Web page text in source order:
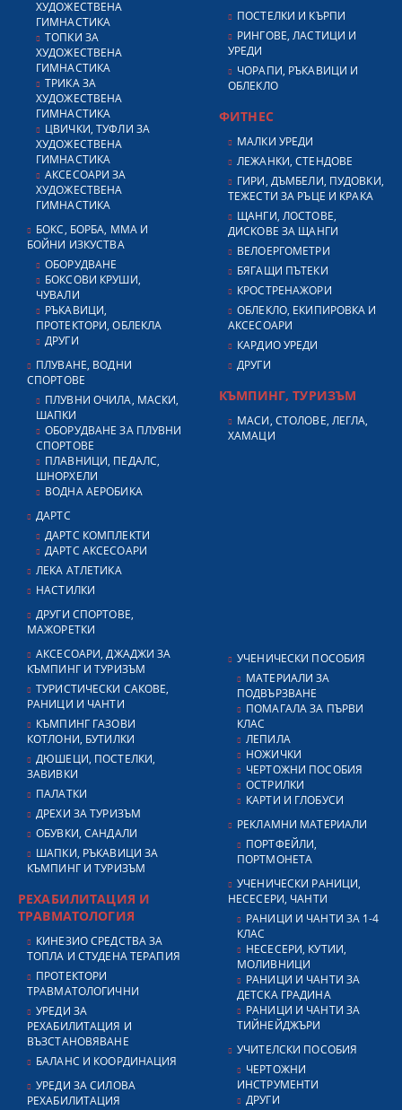
ХУДОЖЕСТВЕНА
ГИМНАСТИКА
ТОПКИ ЗА
ХУДОЖЕСТВЕНА
ГИМНАСТИКА
ТРИКА ЗА
ХУДОЖЕСТВЕНА
ГИМНАСТИКА
ЦВИЧКИ, ТУФЛИ ЗА
ХУДОЖЕСТВЕНА
ГИМНАСТИКА
АКСЕСОАРИ ЗА
ХУДОЖЕСТВЕНА
ГИМНАСТИКА
БОКС, БОРБА, ММА И
БОЙНИ ИЗКУСТВА
ОБОРУДВАНЕ
БОКСОВИ КРУШИ,
ЧУВАЛИ
РЪКАВИЦИ,
ПРОТЕКТОРИ, ОБЛЕКЛА
ДРУГИ
ПЛУВАНЕ, ВОДНИ
СПОРТОВЕ
ПЛУВНИ ОЧИЛА, МАСКИ,
ШАПКИ
ОБОРУДВАНЕ ЗА ПЛУВНИ
СПОРТОВЕ
ПЛАВНИЦИ, ПЕДАЛС,
ШНОРХЕЛИ
ВОДНА АЕРОБИКА
ДАРТС
ДАРТС КОМПЛЕКТИ
ДАРТС АКСЕСОАРИ
ЛЕКА АТЛЕТИКА
НАСТИЛКИ
ДРУГИ СПОРТОВЕ,
МАЖОРЕТКИ
ПОСТЕЛКИ И КЪРПИ
РИНГОВЕ, ЛАСТИЦИ И
УРЕДИ
ЧОРАПИ, РЪКАВИЦИ И
ОБЛЕКЛО
ФИТНЕС
МАЛКИ УРЕДИ
ЛЕЖАНКИ, СТЕНДОВЕ
ГИРИ, ДЪМБЕЛИ, ПУДОВКИ,
ТЕЖЕСТИ ЗА РЪЦЕ И КРАКА
ЩАНГИ, ЛОСТОВЕ,
ДИСКОВЕ ЗА ЩАНГИ
ВЕЛОЕРГОМЕТРИ
БЯГАЩИ ПЪТЕКИ
КРОСТРЕНАЖОРИ
ОБЛЕКЛО, ЕКИПИРОВКА И
АКСЕСОАРИ
КАРДИО УРЕДИ
ДРУГИ
КЪМПИНГ, ТУРИЗЪМ
МАСИ, СТОЛОВЕ, ЛЕГЛА,
ХАМАЦИ
АКСЕСОАРИ, ДЖАДЖИ ЗА
КЪМПИНГ И ТУРИЗЪМ
ТУРИСТИЧЕСКИ САКОВЕ,
РАНИЦИ И ЧАНТИ
КЪМПИНГ ГАЗОВИ
КОТЛОНИ, БУТИЛКИ
ДЮШЕЦИ, ПОСТЕЛКИ,
ЗАВИВКИ
ПАЛАТКИ
ДРЕХИ ЗА ТУРИЗЪМ
ОБУВКИ, САНДАЛИ
ШАПКИ, РЪКАВИЦИ ЗА
КЪМПИНГ И ТУРИЗЪМ
РЕХАБИЛИТАЦИЯ И
ТРАВМАТОЛОГИЯ
КИНЕЗИО СРЕДСТВА ЗА
ТОПЛА И СТУДЕНА ТЕРАПИЯ
ПРОТЕКТОРИ
ТРАВМАТОЛОГИЧНИ
УРЕДИ ЗА
РЕХАБИЛИТАЦИЯ И
ВЪЗСТАНОВЯВАНЕ
БАЛАНС И КООРДИНАЦИЯ
УРЕДИ ЗА СИЛОВА
РЕХАБИЛИТАЦИЯ
УЧЕНИЧЕСКИ ПОСОБИЯ
МАТЕРИАЛИ ЗА
ПОДВЪРЗВАНЕ
ПОМАГАЛА ЗА ПЪРВИ
КЛАС
ЛЕПИЛА
НОЖИЧКИ
ЧЕРТОЖНИ ПОСОБИЯ
ОСТРИЛКИ
КАРТИ И ГЛОБУСИ
РЕКЛАМНИ МАТЕРИАЛИ
ПОРТФЕЙЛИ,
ПОРТМОНЕТА
УЧЕНИЧЕСКИ РАНИЦИ,
НЕСЕСЕРИ, ЧАНТИ
РАНИЦИ И ЧАНТИ ЗА 1-4
КЛАС
НЕСЕСЕРИ, КУТИИ,
МОЛИВНИЦИ
РАНИЦИ И ЧАНТИ ЗА
ДЕТСКА ГРАДИНА
РАНИЦИ И ЧАНТИ ЗА
ТИЙНЕЙДЖЪРИ
УЧИТЕЛСКИ ПОСОБИЯ
ЧЕРТОЖНИ
ИНСТРУМЕНТИ
ДРУГИ